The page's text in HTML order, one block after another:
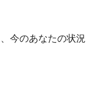
今のあなたの状況